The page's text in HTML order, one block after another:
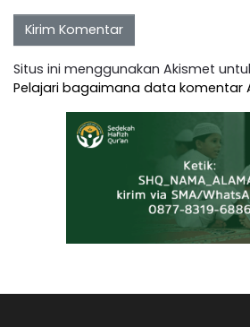
Situs ini menggunakan Akismet
Pelajari bagaimana data komentar